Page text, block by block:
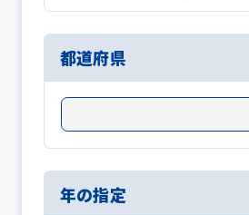
都道府県
年の指定